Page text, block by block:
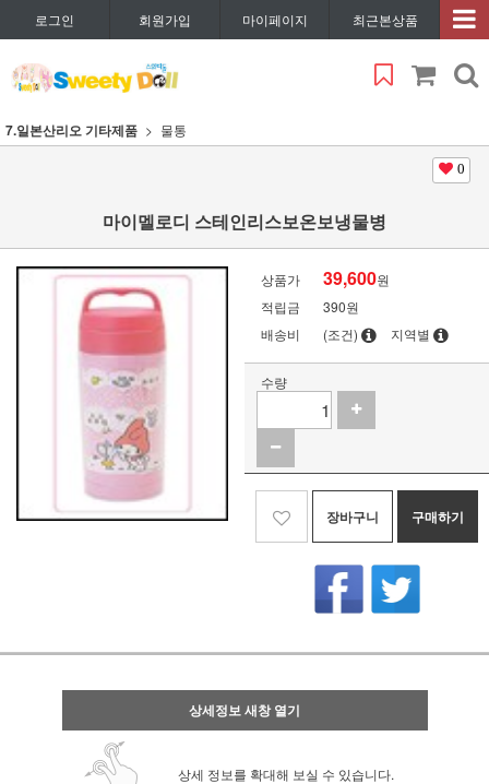
로그인 회원가입 마이페이지 최근본상품
7.일본산리오 기타제품 물통
0
마이멜로디 스테인리스보온보냉물병
상품가 39,600원
적립금
390원
배송비
(조건) 지역별
수량
장바구니 구매하기
상세정보 새창 열기
상세 정보를 확대해 보실 수 있습니다.